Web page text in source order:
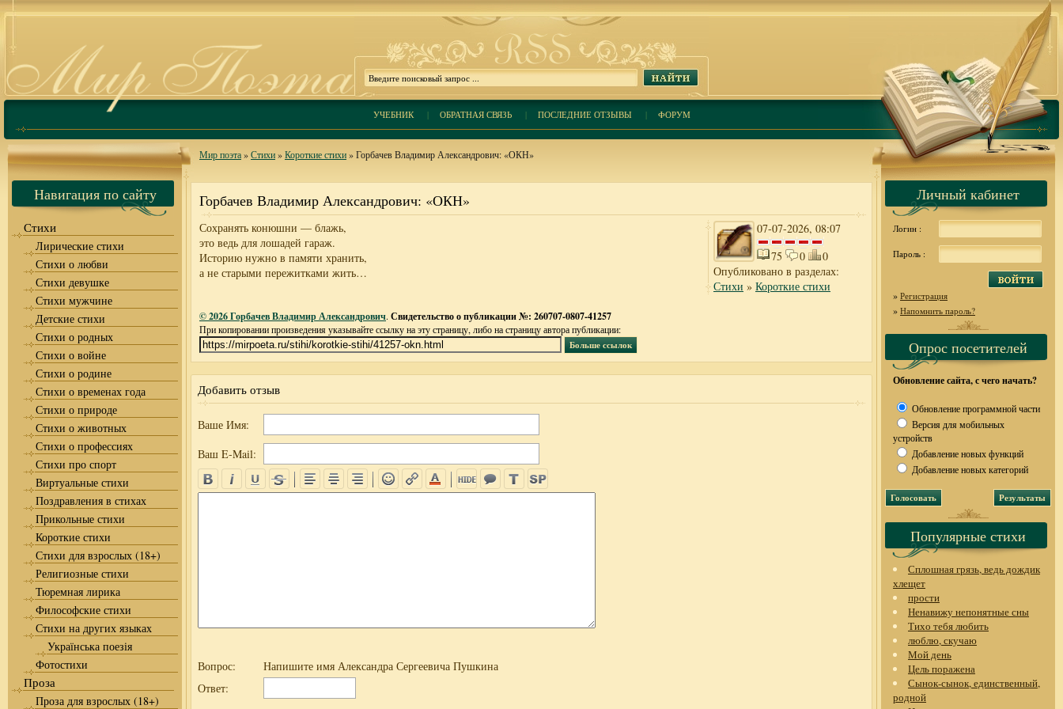
УЧЕБНИК| ОБРАТНАЯ СВЯЗЬ| ПОСЛЕДНИЕ ОТЗЫВЫ | ФОРУМ
Навигация по сайту
Стихи
Лирические стихи
Стихи о любви
Стихи девушке
Стихи мужчине
Детские стихи
Стихи о родных
Стихи о войне
Стихи о родине
Стихи о временах года
Стихи о природе
Стихи о животных
Стихи о профессиях
Стихи про спорт
Виртуальные стихи
Поздравления в стихах
Прикольные стихи
Короткие стихи
Стихи для взрослых (18+)
Религиозные стихи
Тюремная лирика
Философские стихи
Стихи на других языках
Українська поезія
Фотостихи
Проза
Проза для взрослых (18+)
Мир поэта»Стихи»Короткие стихи» Горбачев Владимир Александрович: «ОКН»
Горбачев Владимир Александрович: «ОКН»
07-07-2026, 08:07
75
0
0
Опубликовано в разделах:
Стихи » Короткие стихи
Сохранять конюшни — блажь,
это ведь для лошадей гараж.
Историю нужно в памяти хранить,
а не старыми пережитками жить…
© 2026 Горбачев Владимир Александрович. Свидетельство о публикации №: 260707-0807-41257
При копировании произведения указывайте ссылку на эту страницу, либо на страницу автора публикации:
Добавить отзыв
Ваше Имя:
Ваш E-Mail:
Вопрос:
Напишите имя Александра Сергеевича Пушкина
Ответ:
Личный кабинет
Логин :
Пароль :
» Регистрация
» Напомнить пароль?
Опрос посетителей
Обновление сайта, с чего начать?
Обновление программной части
Версия для мобильных
устройств
Добавление новых функций
Добавление новых категорий
Популярные стихи
Сплошная грязь, ведь дождик
хлещет
прости
Ненавижу непонятные сны
Тихо тебя любить
люблю, скучаю
Мой день
Цель поражена
Сынок-сынок, единственный,
родной